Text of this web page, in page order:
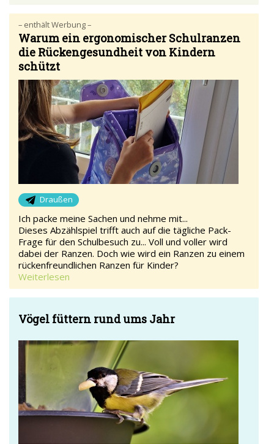
– enthält Werbung –
Warum ein ergonomischer Schulranzen
die Rückengesundheit von Kindern
schützt
Draußen
Ich packe meine Sachen und nehme mit...
Dieses Abzählspiel trifft auch auf die tägliche Pack-
Frage für den Schulbesuch zu... Voll und voller wird
dabei der Ranzen. Doch wie wird ein Ranzen zu einem
rückenfreundlichen Ranzen für Kinder?
Weiterlesen
Vögel füttern rund ums Jahr